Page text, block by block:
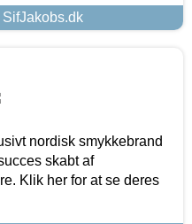
nordisk smykkebrand
skabt af
Klik her for at se deres